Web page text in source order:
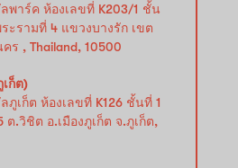
พาร์ค ห้องเลขที่ K203/1 ชั้น
ะรามที่ 4 แขวงบางรัก เขต
ร , Thailand, 10500
ก็ต)
เก็ต ห้องเลขที่ K126 ชั้นที่ 1
ต.วิชิต อ.เมืองภูเก็ต จ.ภูเก็ต,